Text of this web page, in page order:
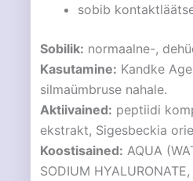
sobib
Sobilik: normaalne-,
Kasutamine: Kandke
silmaümbruse nahale.
Aktiivained: peptiidi
ekstrakt, Sigesbeckia
Koostisained: AQUA
SODIUM